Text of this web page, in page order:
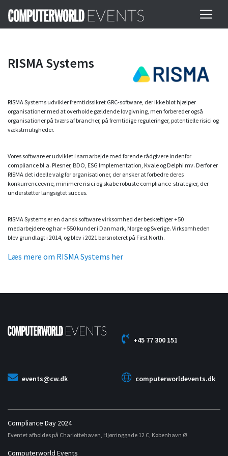
RISMA Systems
RISMA Systems udvikler fremtidssikret GRC-software, der ikke blot hjælper
organisationer med at overholde gældende lovgivning, men forbereder også
organisationer på tværs af brancher, på fremtidige reguleringer, potentielle risici og
vækstmuligheder.
Vores software er udviklet i samarbejde med førende rådgivere indenfor
compliance bl.a. Plesner, BDO, ESG Implementation, Kvale og Delphi mv. Derfor er
RISMA det ideelle valg for organisationer, der ønsker at forbedre deres
konkurrenceevne, minimere risici og skabe robuste compliance-strategier, der
understøtter langsigtet succes.
RISMA Systems er en dansk software virksomhed der beskæftiger +50
medarbejdere og har +550 kunder i Danmark, Norge og Sverige. Virksomheden
blev grundlagt i 2014, og blev i 2021 børsnoteret på First North.
Læs mere om RISMA Systems her
+45 77 300 151
events@cw.dk computerworldevents.dk
Compliance Day 2024
Eventet afholdes på Charlottehaven, Hjørringgade 12 C, København Ø
Computerworld Events